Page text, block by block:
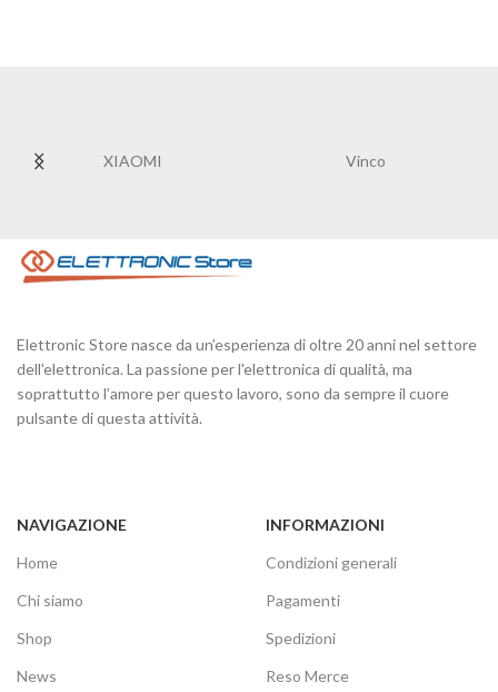
XIAOMI Vinco
Elettronic Store nasce da un’esperienza di oltre 20 anni nel settore
dell'elettronica. La passione per l'elettronica di qualità, ma
soprattutto l’amore per questo lavoro, sono da sempre il cuore
pulsante di questa attività.
NAVIGAZIONE
Home
Chi siamo
Shop
News
INFORMAZIONI
Condizioni generali
Pagamenti
Spedizioni
Reso Merce